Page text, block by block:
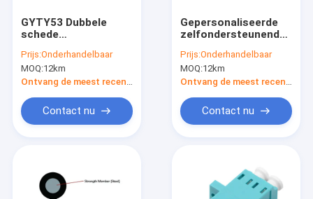
Producten
GYTY53 Dubbele
schede
buiten gewapende
glasvezelkabel
Prijs:Onderhandelbaar
MOQ:12km
Ontvang de meest recente Prijs
Contact nu
Gepersonaliseerde
zelfondersteunende
enkelmodus voor
basisstation
Prijs:Onderhandelbaar
MOQ:12km
Ontvang de meest recente Prijs
Contact nu